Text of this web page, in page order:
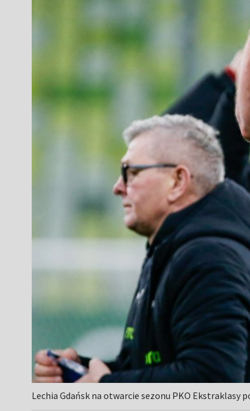
Lechia Gdańsk na otwarcie sezonu PKO Ekstraklasy